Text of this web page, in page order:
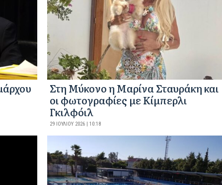
Στη Μύκονο η Μαρίνα Σταυράκη και
οι φωτογραφίες με Κίμπερλι
Γκιλφόιλ
29 ΙΟΥΛΊΟΥ 2026 | 10:18